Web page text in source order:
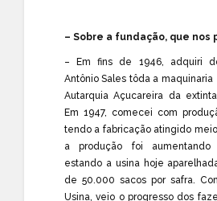
– Sobre a fundação, que nos
– Em fins de 1946, adquiri
Antônio Sales tôda a
Autarquia Açucareira da
Em 1947, comecei com
tendo a fabricação atingido
a produção foi aumentando
estando a usina hoje
de 50.000 sacos por safra.
Usina, veio o progresso dos